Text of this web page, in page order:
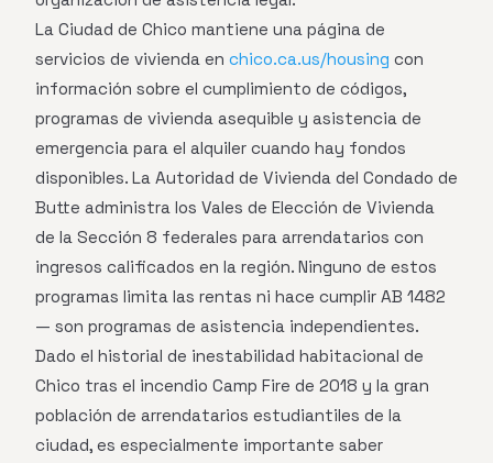
La Ciudad de Chico mantiene una página de
servicios de vivienda en chico.ca.us/housing con
información sobre el cumplimiento de códigos,
programas de vivienda asequible y asistencia de
emergencia para el alquiler cuando hay fondos
disponibles. La Autoridad de Vivienda del Condado de
Butte administra los Vales de Elección de Vivienda
de la Sección 8 federales para arrendatarios con
ingresos calificados en la región. Ninguno de estos
programas limita las rentas ni hace cumplir AB 1482
— son programas de asistencia independientes.
Dado el historial de inestabilidad habitacional de
Chico tras el incendio Camp Fire de 2018 y la gran
población de arrendatarios estudiantiles de la
ciudad, es especialmente importante saber